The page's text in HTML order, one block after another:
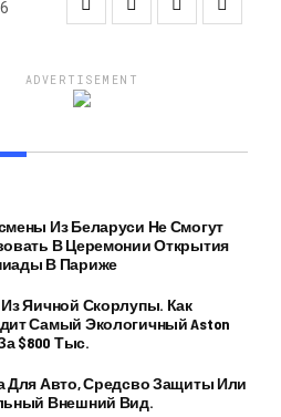
ADVERTISEMENT
Из Беларуси Не Смогут
В Церемонии Открытия
В Париже
Яичной Скорлупы. Как
Самый Экологичный Aston
$800 Тыс.
Для Авто, Средсво Защиты Или
Внешний Вид.